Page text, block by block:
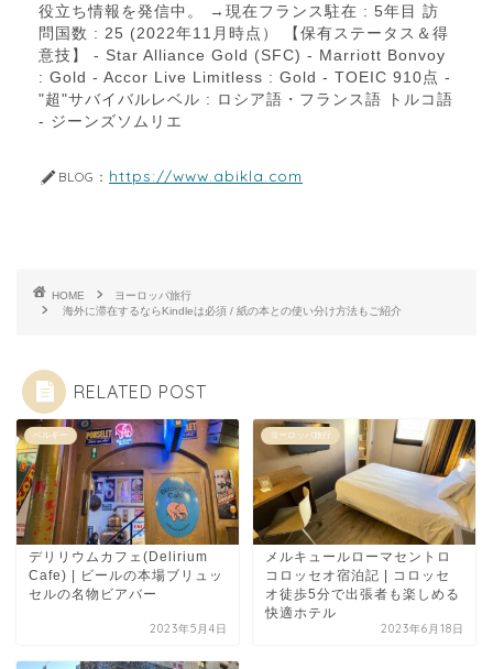
役立ち情報を発信中。 →現在フランス駐在 : 5年目 訪
問国数 : 25 (2022年11月時点） 【保有ステータス＆得
意技】 - Star Alliance Gold (SFC) - Marriott Bonvoy
: Gold - Accor Live Limitless : Gold - TOEIC 910点 -
"超"サバイバルレベル : ロシア語・フランス語 トルコ語
- ジーンズソムリエ
BLOG： https://www.abikla.com
HOME
ヨーロッパ旅行
海外に滞在するならKindleは必須 / 紙の本との使い分け方法もご紹介
RELATED POST
ベルギー
デリリウムカフェ(Delirium
Cafe) | ビールの本場ブリュッ
セルの名物ビアバー
2023年5月4日
ヨーロッパ旅行
メルキュールローマセントロ
コロッセオ宿泊記 | コロッセ
オ徒歩5分で出張者も楽しめる
快適ホテル
2023年6月18日